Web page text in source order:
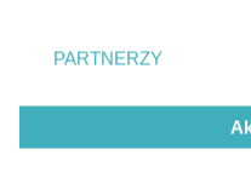
Gliwice
prywatności znajdujący
. Niektóre rodzaje
zgody użytkownika, ale
takiemu przetwarzaniu.
zastosowania tylko na tej
PARTNERZY